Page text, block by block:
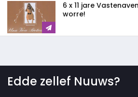
6 x 11 jare
worre!
Edde zellef Nuuws?